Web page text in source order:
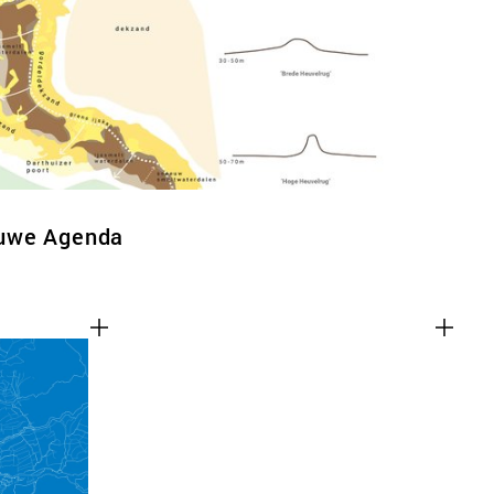
Agenda